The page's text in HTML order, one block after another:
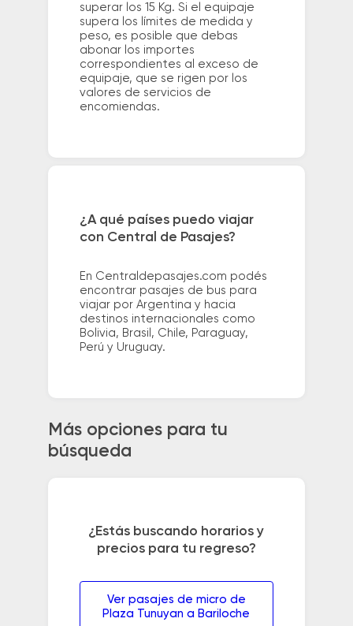
superar los 15 Kg. Si el equipaje
supera los límites de medida y
peso, es posible que debas
abonar los importes
correspondientes al exceso de
equipaje, que se rigen por los
valores de servicios de
encomiendas.
¿A qué países puedo viajar
con Central de Pasajes?
En Centraldepasajes.com podés
encontrar pasajes de bus para
viajar por Argentina y hacia
destinos internacionales como
Bolivia, Brasil, Chile, Paraguay,
Perú y Uruguay.
Más opciones para tu
búsqueda
¿Estás buscando horarios y
precios para tu regreso?
Ver pasajes de micro de
Plaza Tunuyan a Bariloche